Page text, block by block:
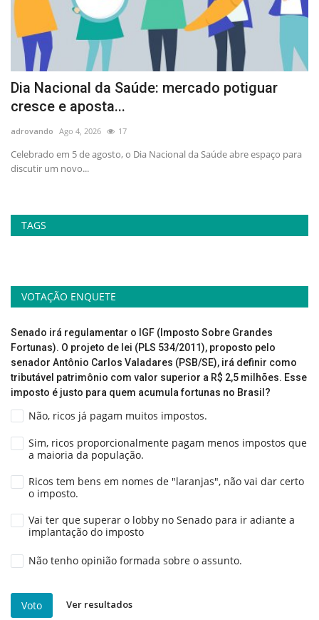
Dia Nacional da Saúde: mercado potiguar
cresce e aposta...
adrovando Ago 4, 2026 17
Celebrado em 5 de agosto, o Dia Nacional da Saúde abre espaço para
discutir um novo...
TAGS
VOTAÇÃO ENQUETE
Senado irá regulamentar o IGF (Imposto Sobre Grandes
Fortunas). O projeto de lei (PLS 534/2011), proposto pelo
senador Antônio Carlos Valadares (PSB/SE), irá definir como
tributável patrimônio com valor superior a R$ 2,5 milhões. Esse
imposto é justo para quem acumula fortunas no Brasil?
Não, ricos já pagam muitos impostos.
Sim, ricos proporcionalmente pagam menos impostos que
a maioria da população.
Ricos tem bens em nomes de "laranjas", não vai dar certo
o imposto.
Vai ter que superar o lobby no Senado para ir adiante a
implantação do imposto
Não tenho opinião formada sobre o assunto.
Voto Ver resultados